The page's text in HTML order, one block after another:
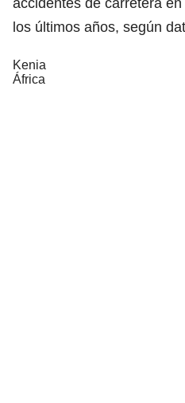
los últimos años, según
Kenia
África